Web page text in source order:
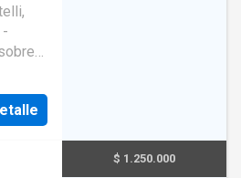
$ 1.250.000